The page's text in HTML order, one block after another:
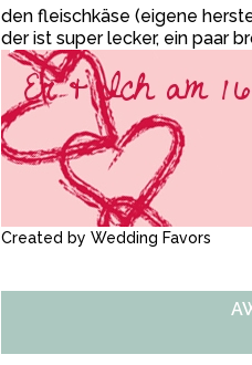
den fleischkäse (eigene
der ist super lecker, ein paar
Created by Wedding Favors